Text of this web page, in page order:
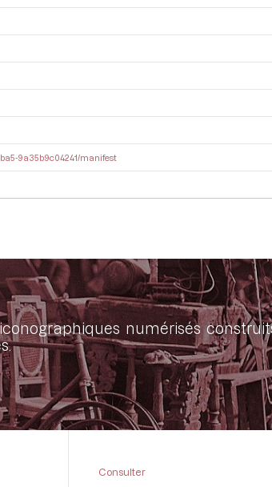
9a35b9c04241/manifest
numérisés
Consulter